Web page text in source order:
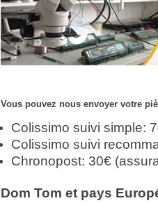
Vous pouvez nous envoyer votre
Colissimo suivi simple:
Colissimo suivi
Chronopost: 30€
Dom Tom et pays